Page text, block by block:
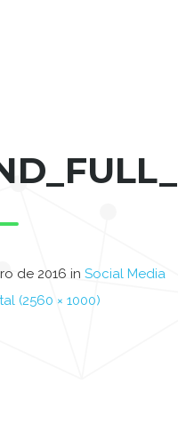
de 2016 in Social Media
(2560 × 1000)